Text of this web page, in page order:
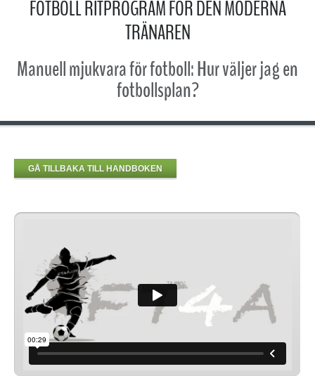
FOTBOLL RITPROGRAM FÖR DEN MODERNA
TRÄNAREN
Manuell mjukvara för fotboll: Hur väljer jag en
fotbollsplan?
GÅ TILLBAKA TILL HANDBOKEN